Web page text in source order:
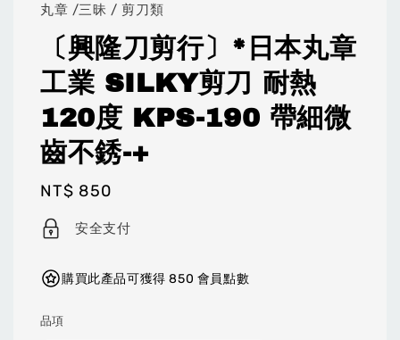
丸章 /三昧 / 剪刀類
〔興隆刀剪行〕*日本丸章
工業 SILKY剪刀 耐熱
120度 KPS-190 帶細微
齒不銹-+
Regular
price
NT$ 850
安全支付
購買此產品可獲得 850 會員點數
品項